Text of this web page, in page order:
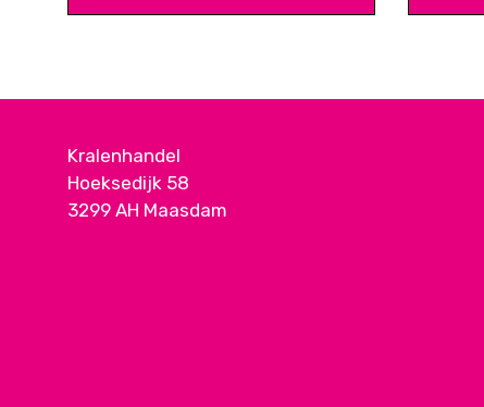
Kralenhandel
Hoeksedijk 58
3299 AH Maasdam